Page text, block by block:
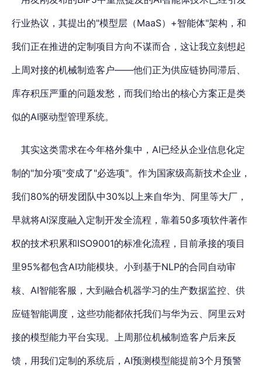
行业热议，其提出的"模型层（MaaS）+智能体"架构，和
我们正在推进的定制项目方向不谋而合，这让我立刻想起
上周对接的机械制造客户——他们正为供应链协同滞后、
库存积压严重的问题发愁，而我们给出的核心方案正是类
似的AI驱动型管理系统。
其实这类需求在今年格外集中，AI已经从企业信息化定
制的"加分项"变成了"必选项"。作为国家级高新技术企业，
我们80%的研发团队中30%以上来自华为、阿里等大厂，
早就将AI深度融入定制开发全流程，靠着50多项软件著作
权的技术积累和ISO9001的标准化流程，目前承接的项目
里95%都包含AI功能模块。小到基于NLP的合同自动审
核、AI智能客服，大到融合机器学习的生产数据监控、供
应链智能调度，这些功能都依托我们与华为云、阿里云对
接的模型能力平台实现。上周那位机械制造客户后来反
馈，用我们定制的系统后，AI预测模型能提前3个月预警